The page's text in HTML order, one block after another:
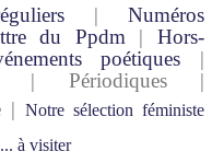
| Numéros
du Ppdm |Hors-
poétiques |
| Périodiques |
| Notre sélection féministe
à visiter